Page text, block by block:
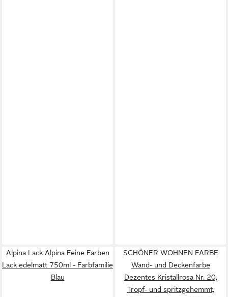
Alpina Lack Alpina Feine Farben
Lack edelmatt 750ml - Farbfamilie
Blau
SCHÖNER WOHNEN FARBE
Wand- und Deckenfarbe
Dezentes Kristallrosa Nr. 20,
Tropf- und spritzgehemmt,